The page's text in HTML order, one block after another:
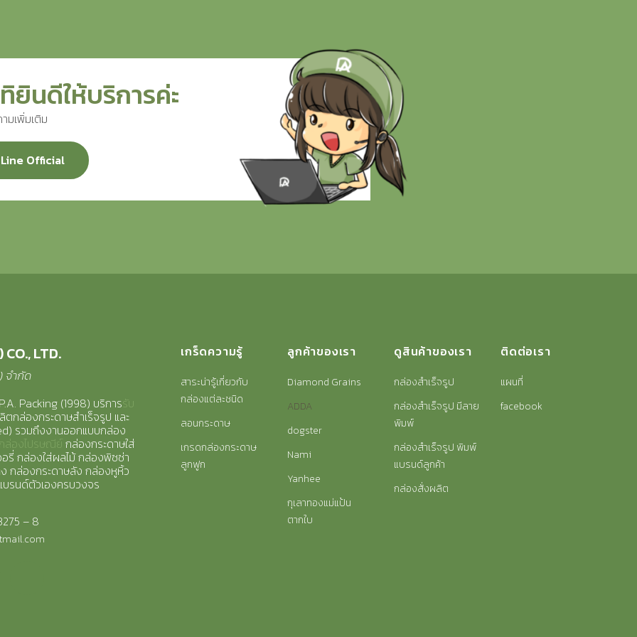
ยินดีให้บริการค่ะ
มเพิ่มเติม
Line Official
LTD.
จำกัด
P.A. Packing (1998) บริการรับ
กล่องกระดาษสำเร็จรูป และ
รวมถึงงานออกแบบกล่อง
กล่องไปรษณีย์ กล่องกระดาษใส่
อรี่ กล่องใส่ผลไม้ กล่องพิซซ่า
กล่องกระดาษลัง กล่องหูหิ้ว
รนด์ตัวเองครบวงจร
– 8
เกร็ดความรู้
สาระน่ารู้เกี่ยวกับ
กล่องแต่ละชนิด
ลอนกระดาษ
เกรดกล่องกระดาษ
ลูกฟูก
ลูกค้าของเรา
Diamond Grains
ADDA
dogster
Nami
Yanhee
กุเลาทองแม่แป้น
ตากใบ
ดูสินค้าของเรา
กล่องสำเร็จรูป
กล่องสำเร็จรูป มีลาย
พิมพ์
กล่องสำเร็จรูป พิมพ์
แบรนด์ลูกค้า
กล่องสั่งผลิต
ติดต่อเรา
แผนที่
facebook